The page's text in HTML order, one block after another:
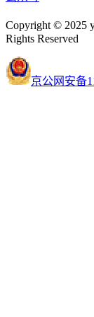
Copyright © 2025
Rights Reserved
京公网安备